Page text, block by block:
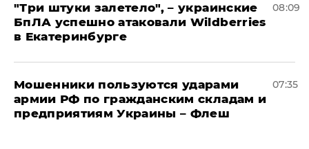
"Три штуки залетело", – украинские
БпЛА успешно атаковали Wildberries
в Екатеринбурге
08:09
Мошенники пользуются ударами
армии РФ по гражданским складам и
предприятиям Украины – Флеш
07:35